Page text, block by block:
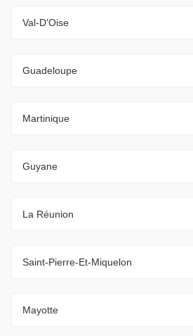
Val-D'Oise
Guadeloupe
Martinique
Guyane
La Réunion
Saint-Pierre-Et-Miquelon
Mayotte